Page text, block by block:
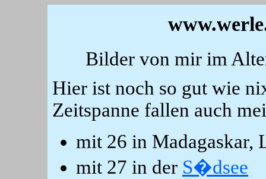
Bilder von mir im
Hier ist noch so gut wie
Zeitspanne fallen auch
mit 26 in Madagaskar,
mit 27 in der S�dsee